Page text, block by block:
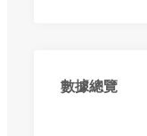
數據總覽